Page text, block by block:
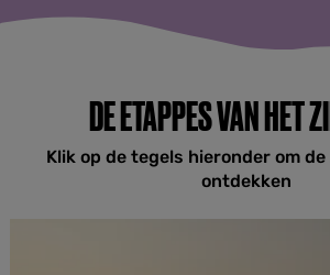
DE ETAPPES VAN HET
Klik op de tegels hieronder om
ontdekken